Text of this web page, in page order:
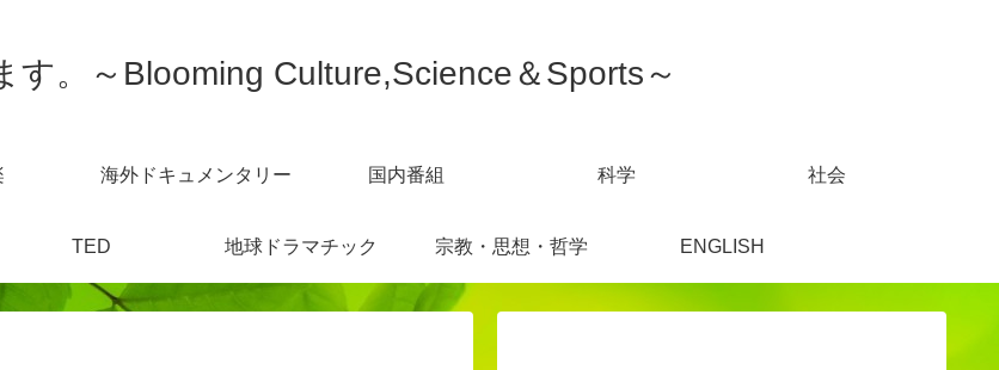
す。～Blooming Culture,Science＆Sports～
海外ドキュメンタリー 国内番組 科学 社会
TED 地球ドラマチック 宗教・思想・哲学 ENGLISH